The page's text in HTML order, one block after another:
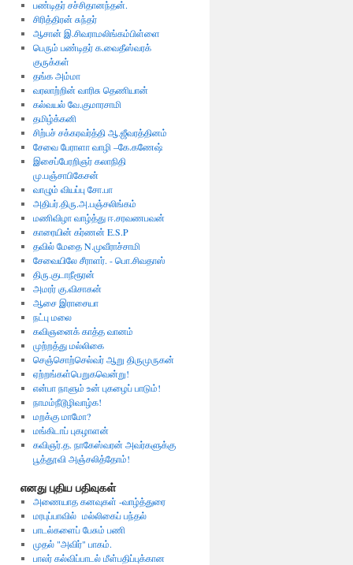
பண்டிதர் சச்சிதானந்தன்.
சிரித்திரன் சுந்தர்
ஆசான் இ.சிவராமலிங்கம்பிள்ளை
பெரும் பண்டிதர் க.வைதீஸ்வரக்
குருக்கள்
தங்க அம்மா
வரலாற்றின் வாரிசு தெணியான்
கல்வயல் வே.குமாரசாமி
தமிழ்க்கனி
சிற்பச் சக்கரவர்த்தி ஆ.ஜீவரத்தினம்
சேவை பேராளா வாழி –கே.கணேஷ்
இசைப்பேரறிஞர் கலாநிதி
மு.பஞ்சாபிகேசன்
வாழும் வியப்பு சோ.பா
அதிபர்.திரு.அ.பஞ்சலிங்கம்
மணிவிழா வாழ்த்து ஈ.சரவணபவன்
காரையின் கர்ணன் E.S.P
தவில் மேதை N.முவீராச்சாமி
சேவையிலே சீராளர். - பொ.சிவதாஸ்
திரு.குடாநீரூரன்
அமரர் கு.விசாகன்
ஆசை இராசையா
நட்பு மலை
கவிஞனைக் காத்த வானம்
முற்றத்து மல்லிகை
செஞ்சொற்செல்வர் ஆறு திருமுருகன்
ஏற்றங்கள்பெறுகவென்று!
என்பா நாளும் உன் புகழைப் பாடும்!
நாமம்நீடூழிவாழ்க!
மறக்கு மாமோ?
மங்கிடாப் புகழாளன்
கவிஞர்.த. நாகேஸ்வரன் அவர்களுக்கு
பூத்தூவி அஞ்சலித்தோம்!
எனது புதிய பதிவுகள்
அணையாத கனவுகள் -வாழ்த்துரை
மரபுப்பாவில் மல்லிகைப் பந்தல்
பாடல்களைப் பேசும் பணி
முதல் "அவிர்" பாகம்.
பாலர் கல்விப்பாடல் மீள்பதிப்புக்கான